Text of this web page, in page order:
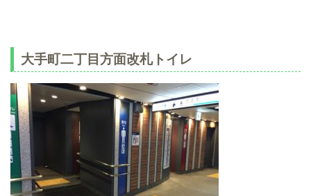
大手町二丁目方面改札トイレ